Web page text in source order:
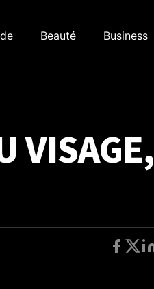
Beauté Business
VISAGE,